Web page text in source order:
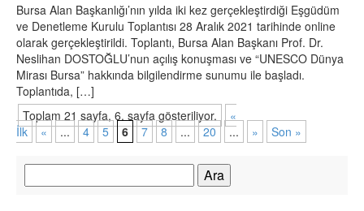
Bursa Alan Başkanlığı’nın yılda iki kez gerçekleştirdiği Eşgüdüm
ve Denetleme Kurulu Toplantısı 28 Aralık 2021 tarihinde online
olarak gerçekleştirildi. Toplantı, Bursa Alan Başkanı Prof. Dr.
Neslihan DOSTOĞLU’nun açılış konuşması ve “UNESCO Dünya
Mirası Bursa” hakkında bilgilendirme sunumu ile başladı.
Toplantıda, […]
Toplam 21 sayfa, 6. sayfa gösteriliyor.
«
İlk
« ... 4 5 6 7 8 ... 20 ... » Son »